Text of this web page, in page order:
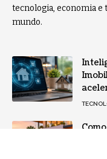
tecnologia, economia e
mundo.